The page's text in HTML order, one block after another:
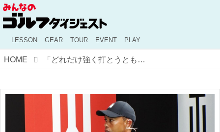
LESSON GEAR TOUR EVENT PLAY
HOME 「どれだけ強く打とうとも、絶対にフェースの中心に当てることを意識している」来日中のタイガーが語った“練習哲学”